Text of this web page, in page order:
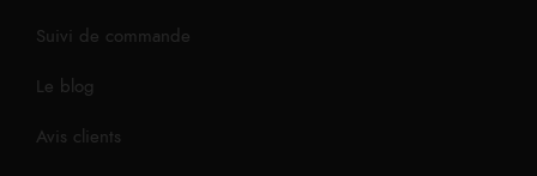
Suivi de commande
Le blog
Avis clients